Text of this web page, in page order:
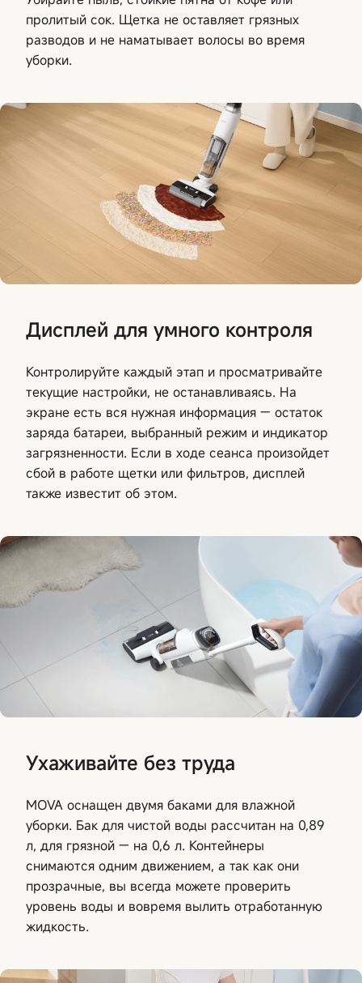
пролитый сок. Щетка не оставляет грязных
разводов и не наматывает волосы во время
уборки.
Дисплей для умного контроля
Контролируйте каждый этап и просматривайте
текущие настройки, не останавливаясь. На
экране есть вся нужная информация — остаток
заряда батареи, выбранный режим и индикатор
загрязненности. Если в ходе сеанса произойдет
сбой в работе щетки или фильтров, дисплей
также известит об этом.
Ухаживайте без труда
MOVA оснащен двумя баками для влажной
уборки. Бак для чистой воды рассчитан на 0,89
л, для грязной — на 0,6 л. Контейнеры
снимаются одним движением, а так как они
прозрачные, вы всегда можете проверить
уровень воды и вовремя вылить отработанную
жидкость.